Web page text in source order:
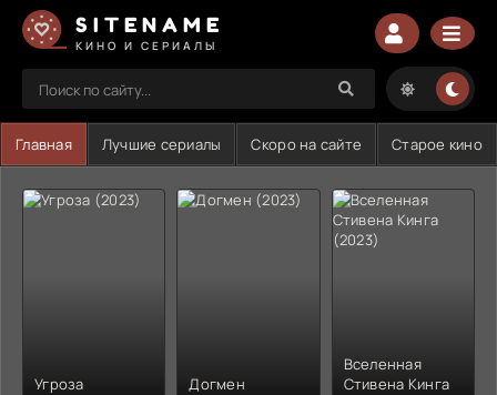
SITENAME
КИНО И СЕРИАЛЫ
Главная Лучшие сериалы Скоро на сайте Старое кино
Угроза Догмен
Вселенная
Стивена Кинга